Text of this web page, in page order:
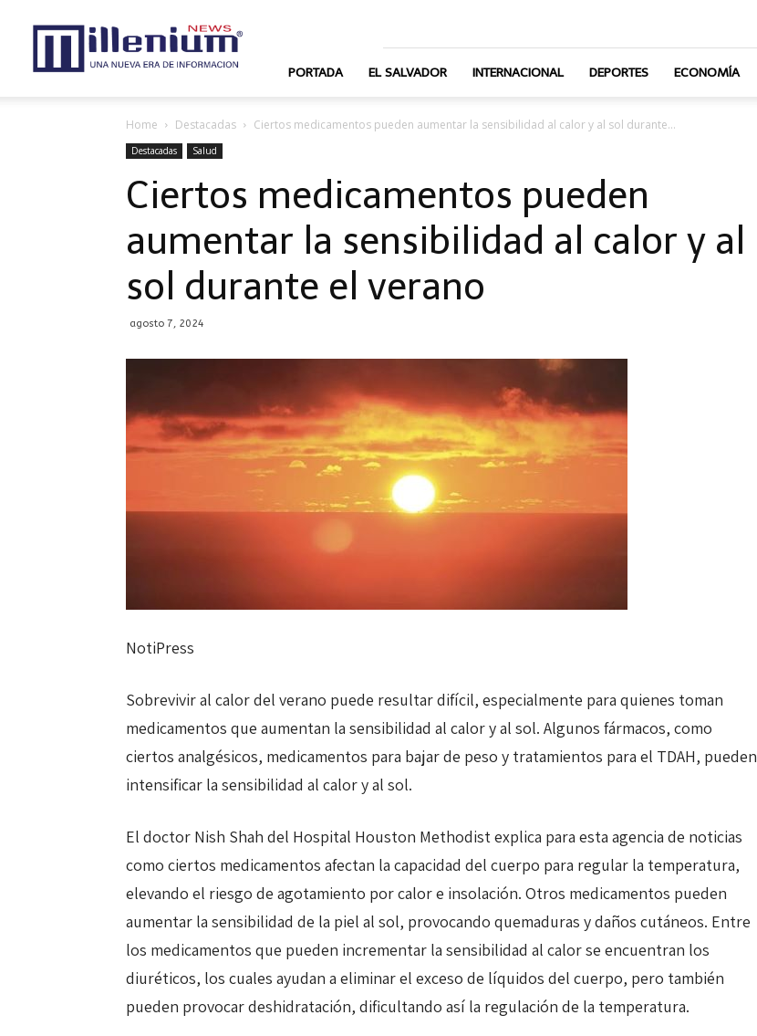
Millenium
PORTADA EL SALVADOR INTERNACIONAL DEPORTES ECONOMÍA
Home Destacadas Ciertos medicamentos pueden aumentar la sensibilidad al calor y al sol durante...
Destacadas Salud
Ciertos medicamentos pueden
aumentar la sensibilidad al calor y al
sol durante el verano
agosto 7, 2024
NotiPress
Sobrevivir al calor del verano puede resultar difícil, especialmente para quienes toman
medicamentos que aumentan la sensibilidad al calor y al sol. Algunos fármacos, como
ciertos analgésicos, medicamentos para bajar de peso y tratamientos para el TDAH, pueden
intensificar la sensibilidad al calor y al sol.
El doctor Nish Shah del Hospital Houston Methodist explica para esta agencia de noticias
como ciertos medicamentos afectan la capacidad del cuerpo para regular la temperatura,
elevando el riesgo de agotamiento por calor e insolación. Otros medicamentos pueden
aumentar la sensibilidad de la piel al sol, provocando quemaduras y daños cutáneos. Entre
los medicamentos que pueden incrementar la sensibilidad al calor se encuentran los
diuréticos, los cuales ayudan a eliminar el exceso de líquidos del cuerpo, pero también
pueden provocar deshidratación, dificultando así la regulación de la temperatura.